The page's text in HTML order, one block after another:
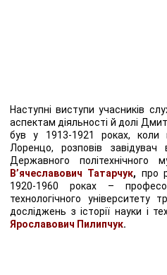
Наступні виступи учасників
аспектам діяльності й долі
був у 1913-1921 роках,
Лоренцо, розповів завідувач
Державного
В’ячеславович Татарчук, про
1920-1960 роках –
технологічного університету
досліджень з історії науки і
Ярославович Пилипчук.